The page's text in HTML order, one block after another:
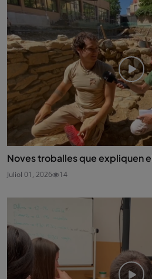
Noves troballes que expliquen
Juliol 01, 2026 14